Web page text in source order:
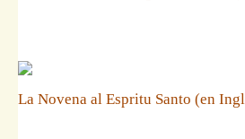
La Novena al Espritu Santo (en